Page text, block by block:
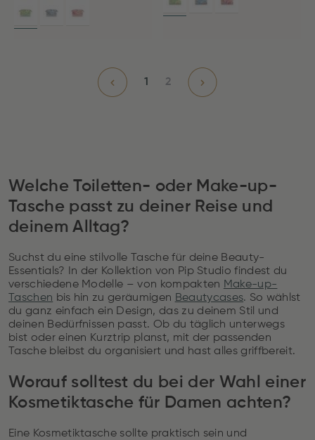
1 2
Welche Toiletten- oder Make-up-
Tasche passt zu deiner Reise und
deinem Alltag?
Suchst du eine stilvolle Tasche für deine Beauty-
Essentials? In der Kollektion von Pip Studio findest du
verschiedene Modelle – von kompakten Make-up-
Taschen bis hin zu geräumigen Beautycases. So wählst
du ganz einfach ein Design, das zu deinem Stil und
deinen Bedürfnissen passt. Ob du täglich unterwegs
bist oder einen Kurztrip planst, mit der passenden
Tasche bleibst du organisiert und hast alles griffbereit.
Worauf solltest du bei der Wahl einer
Kosmetiktasche für Damen achten?
Eine Kosmetiktasche sollte praktisch sein und